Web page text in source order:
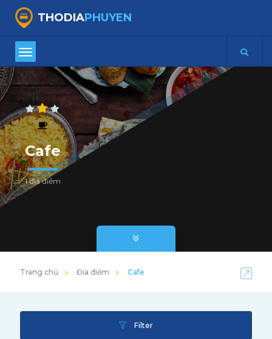
THODIAPHUYEN
Cafe
1 địa điểm
Trang chủ Địa điểm Cafe
Filter